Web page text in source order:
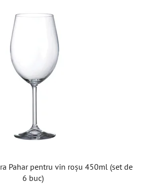
Pahar pentru vin roșu 450ml (set de
6 buc)